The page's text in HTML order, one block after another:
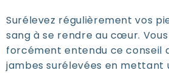
Surélevez régulièrement vos
sang à se rendre au cœur.
forcément entendu ce conseil
jambes surélevées en mettant